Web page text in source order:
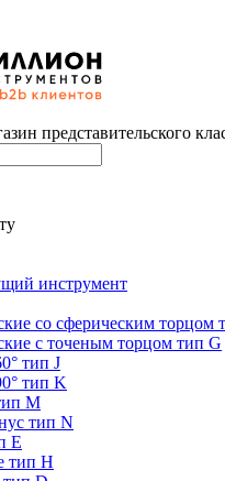
представительского
инструмент
cо сферическим торцом
с точеным торцом тип G
тип J
тип K
M
тип N
E
тип H